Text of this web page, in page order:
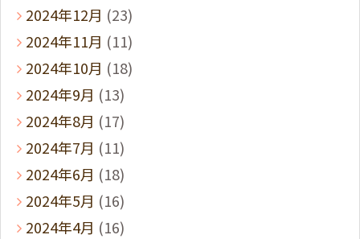
2024年12月 (23)
2024年11月 (11)
2024年10月 (18)
2024年9月 (13)
2024年8月 (17)
2024年7月 (11)
2024年6月 (18)
2024年5月 (16)
2024年4月 (16)